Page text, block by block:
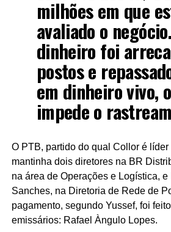
milhões em que
avaliado o
dinheiro foi
postos e
em dinheiro vivo,
impede o
O PTB, partido do qual Collor é líder
mantinha dois diretores na BR
na área de Operações e Logística,
Sanches, na Diretoria de Rede de
pagamento, segundo Yussef, foi
emissários: Rafael Àngulo Lopes.